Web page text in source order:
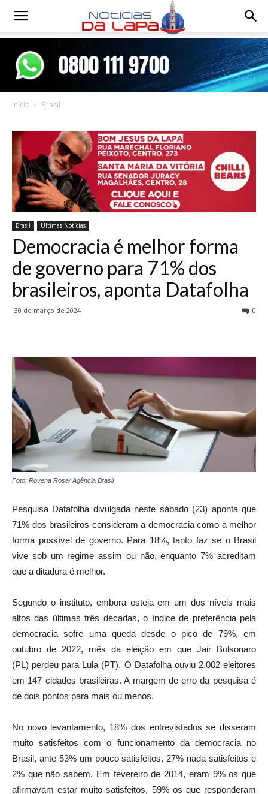
Notícias
Início Brasil
Brasil Últimas Notícias
Democracia é melhor forma
de governo para 71% dos
brasileiros, aponta Datafolha
30 de março de 2024 0
Foto: Rovena Rosa/ Agência Brasil
Pesquisa Datafolha divulgada neste sábado (23) aponta que
71% dos brasileiros consideram a democracia como a melhor
forma possível de governo. Para 18%, tanto faz se o Brasil
vive sob um regime assim ou não, enquanto 7% acreditam
que a ditadura é melhor.
Segundo o instituto, embora esteja em um dos níveis mais
altos das últimas três décadas, o índice de preferência pela
democracia sofre uma queda desde o pico de 79%, em
outubro de 2022, mês da eleição em que Jair Bolsonaro
(PL) perdeu para Lula (PT). O Datafolha ouviu 2.002 eleitores
em 147 cidades brasileiras. A margem de erro da pesquisa é
de dois pontos para mais ou menos.
No novo levantamento, 18% dos entrevistados se disseram
muito satisfeitos com o funcionamento da democracia no
Brasil, ante 53% um pouco satisfeitos, 27% nada satisfeitos e
2% que não sabem. Em fevereiro de 2014, eram 9% os que
afirmavam estar muito satisfeitos, 59% os que responderam